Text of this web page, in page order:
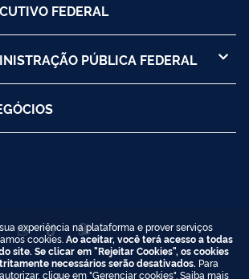
FEDERAL
PÚBLICA FEDERAL
experiência na plataforma e prover serviços
cookies. Ao aceitar, você terá acesso a todas
site. Se clicar em "Rejeitar Cookies", os cookies
necessários serão desativados. Para
clique em "Gerenciar cookies". Saiba mais